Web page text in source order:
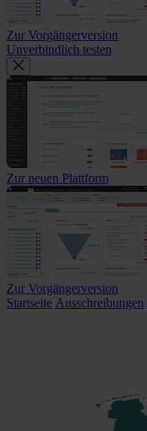
Zur Vorgängerversion
Unverbindlich testen
Zur neuen Plattform
Zur Vorgängerversion
Startseite Ausschreibungen